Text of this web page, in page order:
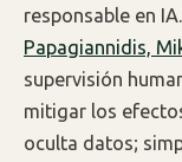
responsable en
Papagiannidis,
supervisión
mitigar los
oculta datos;